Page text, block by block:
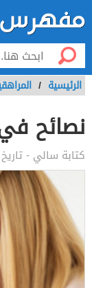
الرئيسية /
نصائح في
كتابة سالي -